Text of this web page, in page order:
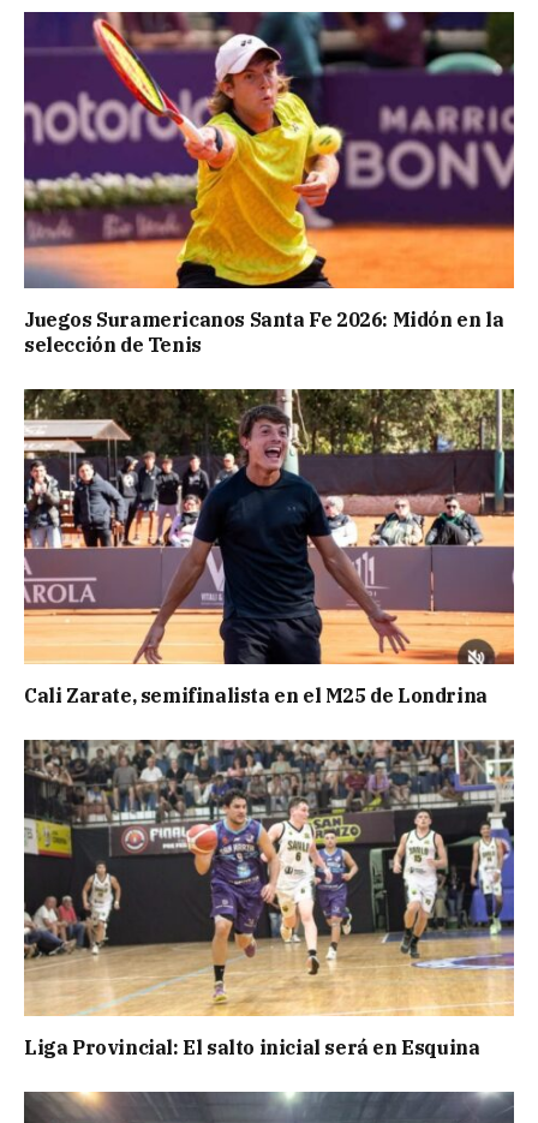
Juegos Suramericanos Santa Fe 2026: Midón en la
selección de Tenis
Cali Zarate, semifinalista en el M25 de Londrina
Liga Provincial: El salto inicial será en Esquina